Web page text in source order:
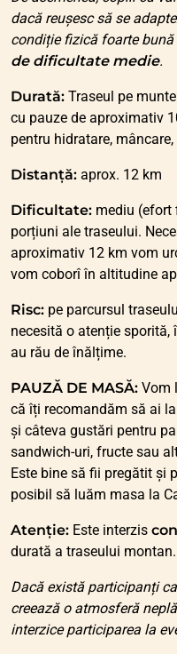
dacă reușesc să se
condiție fizică foarte
de dificultate medie.
Durată: Traseul pe
cu pauze de aproximativ
pentru hidratare,
Distanță: aprox. 12 km
Dificultate: mediu (efort
porțiuni ale traseului.
aproximativ 12 km vom
vom coborî în altitudine
Risc: pe parcursul
necesită o atenție sporită,
au rău de înălțime.
PAUZĂ DE MASĂ: Vom
că îți recomandăm să ai
și câteva gustări pentru
sandwich-uri, fructe sau
Este bine să fii pregătit și
posibil să luăm masa la
Atenție: Este interzis
durată a traseului montan.
Dacă există participanți
creează o atmosferă
interzice participarea la